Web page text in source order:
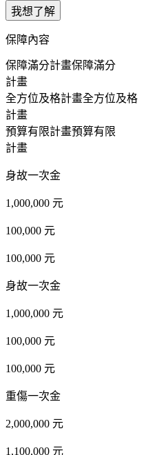
我想了解
保障內容
保障滿分計畫保障滿分
計畫
全方位及格計畫全方位及格
計畫
預算有限計畫預算有限
計畫
身故一次金
1,000,000 元
100,000 元
100,000 元
身故一次金
1,000,000 元
100,000 元
100,000 元
重傷一次金
2,000,000 元
1,100,000 元